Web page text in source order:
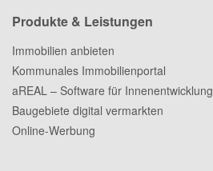
Produkte & Leistungen
Immobilien anbieten
Kommunales Immobilienportal
aREAL – Software für Innenentwicklung
Baugebiete digital vermarkten
Online-Werbung